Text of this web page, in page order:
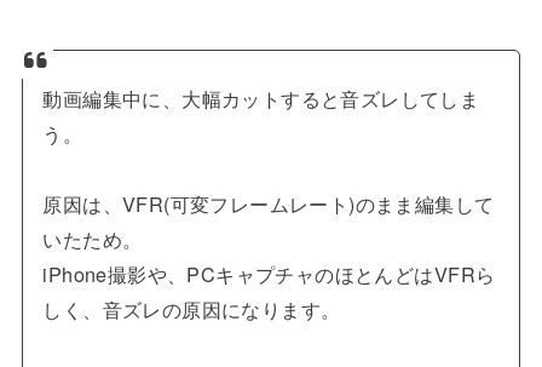
動画編集中に、大幅カットすると音ズレしてしま
う。
原因は、VFR(可変フレームレート)のまま編集して
いたため。
iPhone撮影や、PCキャプチャのほとんどはVFRら
しく、音ズレの原因になります。